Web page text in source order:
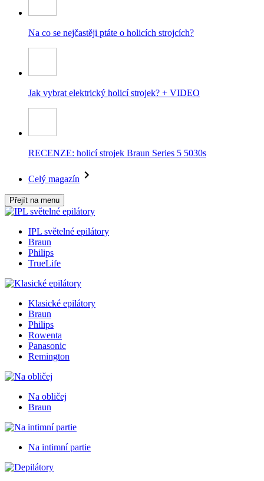
Na co se nejčastěji ptáte o holicích strojcích?
Jak vybrat elektrický holicí strojek? + VIDEO
RECENZE: holicí strojek Braun Series 5 5030s
Celý magazín
Přejít na menu
IPL světelné epilátory
Braun
Philips
TrueLife
Klasické epilátory
Braun
Philips
Rowenta
Panasonic
Remington
Na obličej
Braun
Na intimní partie